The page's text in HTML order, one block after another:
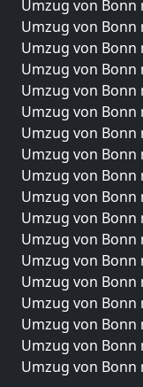
Umzug von Bonn
Umzug von Bonn
Umzug von Bonn
Umzug von Bonn
Umzug von Bonn
Umzug von Bonn
Umzug von Bonn
Umzug von Bonn
Umzug von Bonn
Umzug von Bonn
Umzug von Bonn
Umzug von Bonn
Umzug von Bonn
Umzug von Bonn
Umzug von Bonn
Umzug von Bonn
Umzug von Bonn
Umzug von Bonn